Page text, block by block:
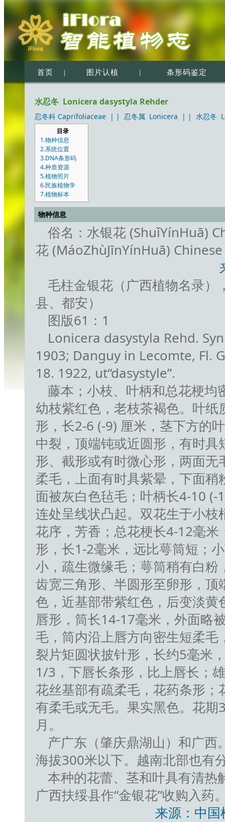
首页 | 图片认植 | 条形码鉴定
水忍冬 Lonicera dasystyla Rehder
忍冬科 Caprifoliaceae | | 忍冬属 Lonicera | | 水忍冬
目录
1.物种信息
2.系统位置
3.DNA条形码
4.种质资源
5.植物照片
6.民族植物学
7.植物标本
物种信息
俗名：水银花 (ShuǐYínHuā)
花 (MáoZhùJīnYínHuā) Chinese
毛柱金银花（广西植物名录）
县、都安）
图版61：1
Lonicera dasystyla Rehd.
1903; Danguy in Lecomte, Fl.
18. 1922, ut“dasystyle”.
藤本；小枝、叶柄和总花梗均
幼枝紫红色，老枝茶褐色。叶纸
形，长2-6 (-9) 厘米，茎下方的
中裂，顶端钝或近圆形，有时具
形、截形或有时微心形，两面无
柔毛，上面有时具紫晕，下面稍
面被灰白色毡毛；叶柄长4-10 (-
连处呈线状凸起。双花生于小枝
花序，芳香；总花梗长4-12毫米
形，长1-2毫米，远比萼筒短；
小，疏生微缘毛；萼筒稍有白粉
齿宽三角形、半圆形至卵形，顶
色，近基部带紫红色，后变淡黄
唇形，筒长14-17毫米，外面略
毛，筒内沿上唇方向密生短柔毛
裂片矩圆状披针形，长约5毫米
1/3，下唇长条形，比上唇长；
花丝基部有疏柔毛，花药条形
有柔毛或无毛。果实黑色。花期
月。
产广东（肇庆鼎湖山）和广西
海拔300米以下。越南北部也有
本种的花蕾、茎和叶具有清热
广西扶绥县作“金银花”收购入药
来源：中